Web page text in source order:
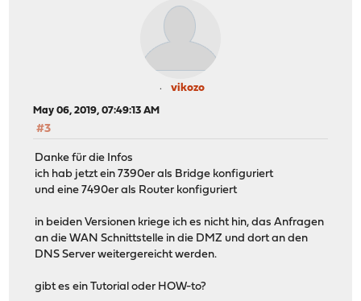
vikozo
May 06, 2019, 07:49:13 AM
#3
Danke für die Infos
ich hab jetzt ein 7390er als Bridge konfiguriert
und eine 7490er als Router konfiguriert
in beiden Versionen kriege ich es nicht hin, das Anfragen
an die WAN Schnittstelle in die DMZ und dort an den
DNS Server weitergereicht werden.
gibt es ein Tutorial oder HOW-to?